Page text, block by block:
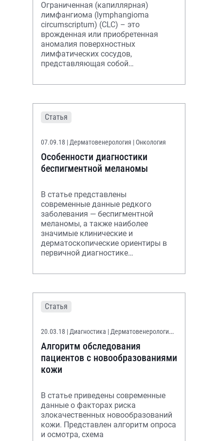
Ограниченная (капиллярная)
лимфангиома (lymphangioma
circumscriptum) (CLC) – это
врожденная или приобретенная
аномалия поверхностных
лимфатических сосудов,
представляющая собой
вершине которых расположены
Статья
07.09.18 | Дерматовенерология | Онкология
Особенности диагностики
беспигментной меланомы
В статье представлены
современные данные редкого
заболевания — беспигментной
меланомы, а также наиболее
значимые клинические и
дерматоскопические ориентиры в
первичной диагностике
Авторами описано собственное
Статья
20.03.18 | Диагностика | Дерматовенерология |
Онкология | Онконастороженность
Алгоритм обследования
пациентов с новообразованиями
кожи
В статье приведены современные
данные о факторах риска
злокачественных новообразований
кожи. Представлен алгоритм опроса
и осмотра, схема